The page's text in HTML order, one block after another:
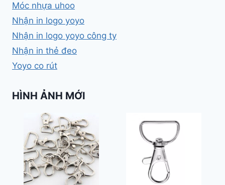
Móc nhựa uhoo
Nhận in logo yoyo
Nhận in logo yoyo công ty
Nhận in thẻ đeo
Yoyo co rút
HÌNH ẢNH MỚI